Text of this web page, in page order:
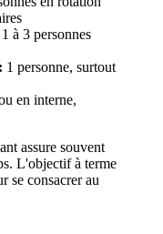
1 à 3 personnes
1 personne, surtout
en interne,
assure souvent
L'objectif à terme
se consacrer au